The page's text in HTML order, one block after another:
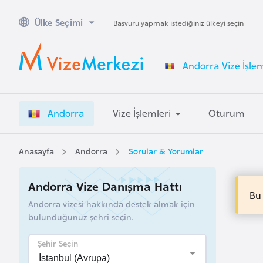
Ülke Seçimi Başvuru yapmak istediğiniz ülkeyi seçin
Andorra Vize
Andorra Vize İşlemleri Oturum
Anasayfa Andorra Sorular & Yorumlar
Andorra Vize Danışma Hattı
Andorra vizesi hakkında destek almak için
bulunduğunuz şehri seçin.
Şehir Seçin
A
u
s
a
l
v
s
t